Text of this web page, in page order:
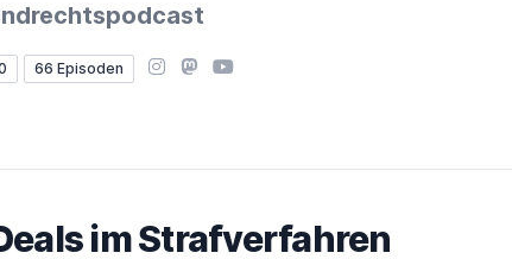
66 Episoden Instagram
Mastodon
YouTube
im Strafverfahren